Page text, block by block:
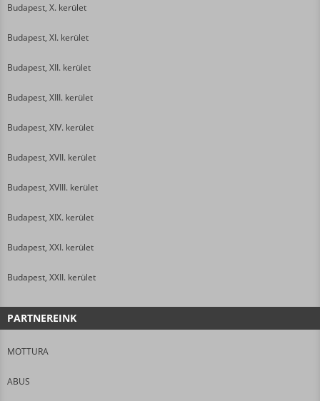
Budapest, X. kerület
Budapest, XI. kerület
Budapest, XII. kerület
Budapest, XIII. kerület
Budapest, XIV. kerület
Budapest, XVII. kerület
Budapest, XVIII. kerület
Budapest, XIX. kerület
Budapest, XXI. kerület
Budapest, XXII. kerület
PARTNEREINK
MOTTURA
ABUS